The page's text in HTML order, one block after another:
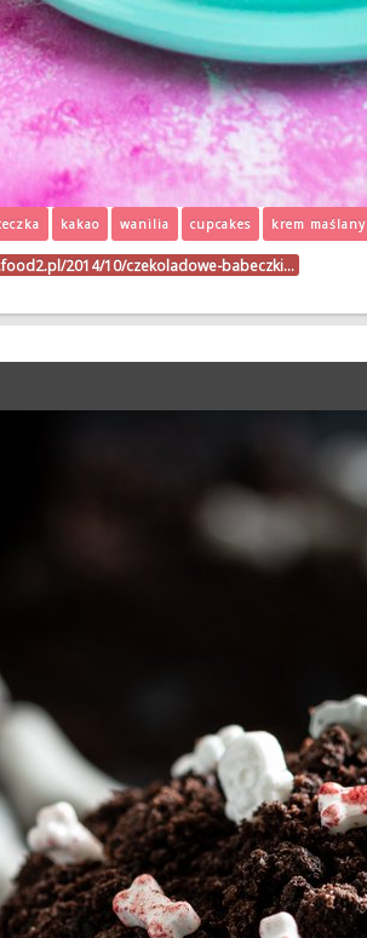
kakao wanilia cupcakes krem maślany
2014/10/czekoladowe-babeczki…